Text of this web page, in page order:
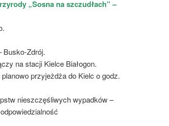
„Sosna na szczudłach” –
Busko-Zdrój.
na stacji Kielce Białogon.
przyjeżdża do Kielc o godz.
nieszczęśliwych wypadków –